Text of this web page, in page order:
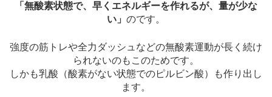
「無酸素状態で、早くエネルギーを作れるが、量が少な
い」 のです。
強度の筋トレや全力ダッシュなどの無酸素運動が長く続け
られないのもこのためです。
しかも乳酸（酸素がない状態でのピルビン酸）も作り出し
ます。